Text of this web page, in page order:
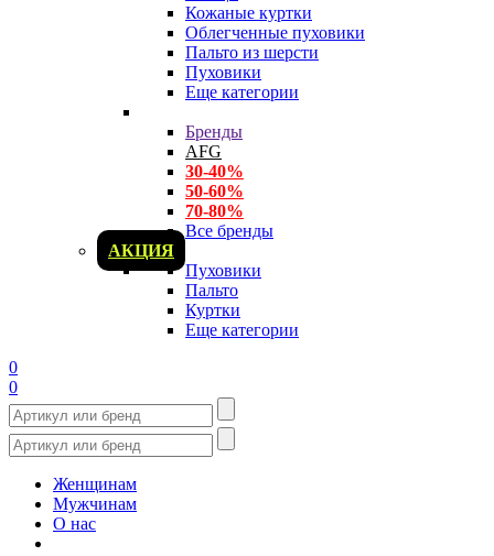
Кожаные куртки
Облегченные пуховики
Пальто из шерсти
Пуховики
Еще категории
Бренды
AFG
30-40%
50-60%
70-80%
Все бренды
АКЦИЯ
Пуховики
Пальто
Куртки
Еще категории
0
0
Женщинам
Мужчинам
О нас